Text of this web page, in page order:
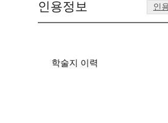
인용정보 인
학술지 이력